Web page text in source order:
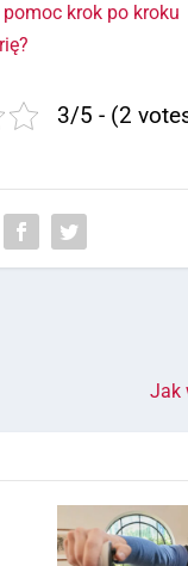
krok po kroku
3/5 - (2
Jak